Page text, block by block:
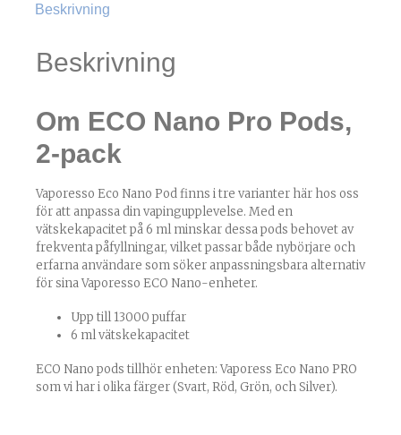
Beskrivning
Beskrivning
Om ECO Nano Pro Pods,
2-pack
Vaporesso Eco Nano Pod finns i tre varianter här hos oss
för att anpassa din vapingupplevelse. Med en
vätskekapacitet på 6 ml minskar dessa pods behovet av
frekventa påfyllningar, vilket passar både nybörjare och
erfarna användare som söker anpassningsbara alternativ
för sina Vaporesso ECO Nano-enheter.
Upp till 13000 puffar
6 ml vätskekapacitet
ECO Nano pods tillhör enheten: Vaporess Eco Nano PRO
som vi har i olika färger (Svart, Röd, Grön, ochSilver).